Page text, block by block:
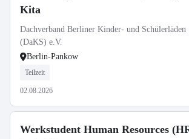
Kita
Dachverband Berliner Kinder- und Schülerläden
(DaKS) e.V.
Berlin-Pankow
Teilzeit
02.08.2026
Werkstudent Human Resources